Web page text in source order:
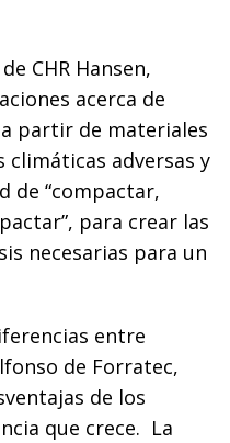
CHR Hansen,
acerca de
partir de materiales
adversas y
de “compactar,
para crear las
necesarias para un
entre
de Forratec,
de los
que crece. La